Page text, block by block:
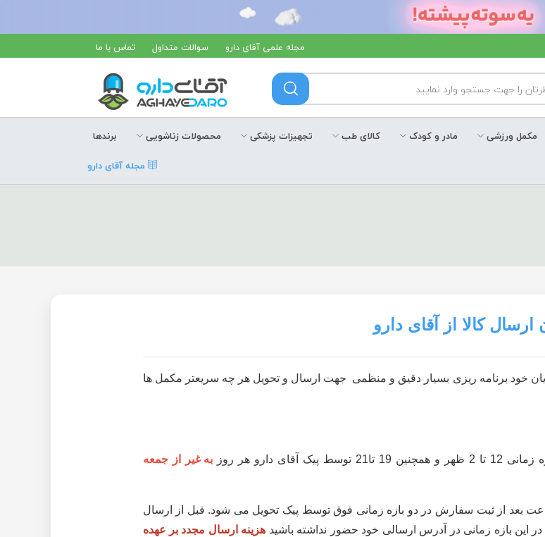
مجله علمی آقای دارو سوالات متداول تماس با ما
مکمل ورزشی مادر و کودک کالای طب تجهیزات پزشکی محصولات زناشویی
برندها
مجله آقای دارو
ارسال کالا از آقای دارو
خود برنامه ریزی بسیار دقیق و منظمی جهت ارسال و تحویل هر چه سریعتر مکمل ها
توسط پیک آقای دارو هر روز
به غیر از جمعه
عزیزان ساکن شهر مشهد مقدس نهایتا 2تا 6 ساعت بعد از ثبت سفارش در دو بازه زمانی فوق توسط پیک تحویل می شود. قبل از ارسال
این بازه زمانی در آدرس ارسالی خود حضور نداشته باشید هزینه ارسال مجدد بر عهده